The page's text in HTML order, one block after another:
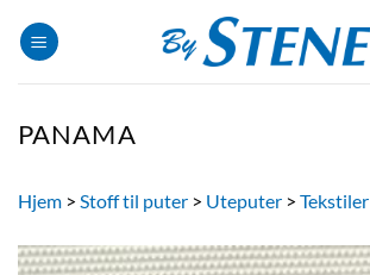
PANAMA
Hjem > Stoff til puter > Uteputer > Tekstiler